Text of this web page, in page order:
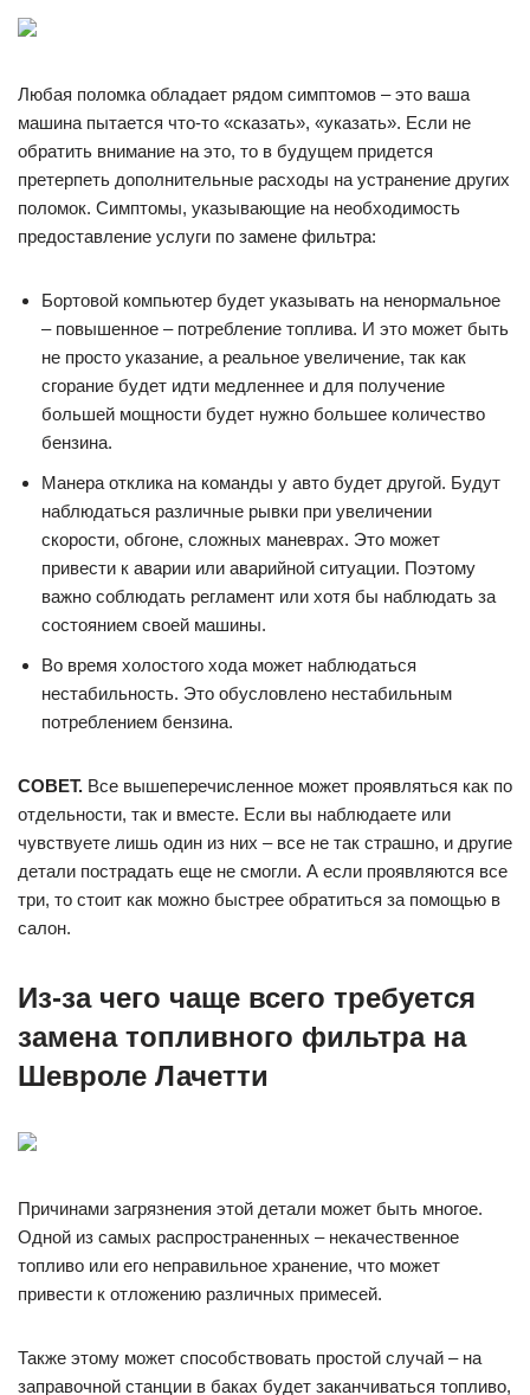
Любая поломка обладает рядом симптомов – это ваша
машина пытается что-то «сказать», «указать». Если не
обратить внимание на это, то в будущем придется
претерпеть дополнительные расходы на устранение других
поломок. Симптомы, указывающие на необходимость
предоставление услуги по замене фильтра:
Бортовой компьютер будет указывать на ненормальное
– повышенное – потребление топлива. И это может быть
не просто указание, а реальное увеличение, так как
сгорание будет идти медленнее и для получение
большей мощности будет нужно большее количество
бензина.
Манера отклика на команды у авто будет другой. Будут
наблюдаться различные рывки при увеличении
скорости, обгоне, сложных маневрах. Это может
привести к аварии или аварийной ситуации. Поэтому
важно соблюдать регламент или хотя бы наблюдать за
состоянием своей машины.
Во время холостого хода может наблюдаться
нестабильность. Это обусловлено нестабильным
потреблением бензина.
СОВЕТ. Все вышеперечисленное может проявляться как по
отдельности, так и вместе. Если вы наблюдаете или
чувствуете лишь один из них – все не так страшно, и другие
детали пострадать еще не смогли. А если проявляются все
три, то стоит как можно быстрее обратиться за помощью в
салон.
Из-за чего чаще всего требуется
замена топливного фильтра на
Шевроле Лачетти
Причинами загрязнения этой детали может быть многое.
Одной из самых распространенных – некачественное
топливо или его неправильное хранение, что может
привести к отложению различных примесей.
Также этому может способствовать простой случай – на
заправочной станции в баках будет заканчиваться топливо,